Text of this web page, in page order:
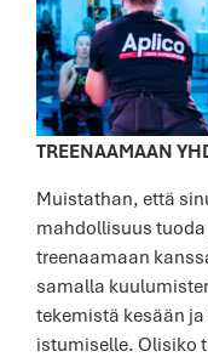
TREENAAMAAN
Muistathan, että
mahdollisuus
treenaamaan
samalla
tekemistä kesään
istumiselle. Olisiko